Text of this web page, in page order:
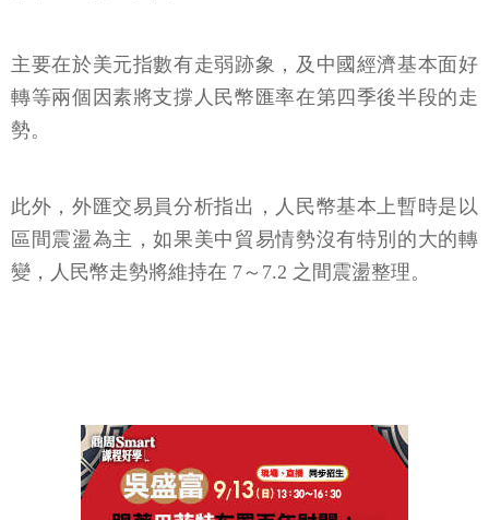
主要在於美元指數有走弱跡象，及中國經濟基本面好
轉等兩個因素將支撐人民幣匯率在第四季後半段的走
勢。
此外，外匯交易員分析指出，人民幣基本上暫時是以
區間震盪為主，如果美中貿易情勢沒有特別的大的轉
變，人民幣走勢將維持在 7～7.2 之間震盪整理。